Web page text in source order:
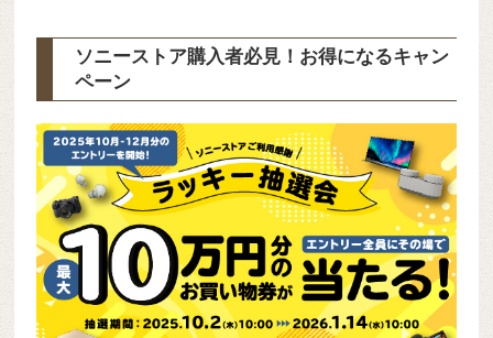
ソニーストア購入者必見！お得になるキャン
ペーン